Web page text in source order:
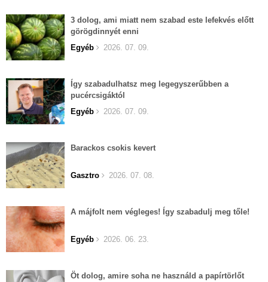
3 dolog, ami miatt nem szabad este lefekvés előtt
görögdinnyét enni
Egyéb
2026. 07. 09.
Így szabadulhatsz meg legegyszerűbben a
pucércsigáktól
Egyéb
2026. 07. 09.
Barackos csokis kevert
Gasztro 2026. 07. 08.
A májfolt nem végleges! Így szabadulj meg tőle!
Egyéb 2026. 06. 23.
Öt dolog, amire soha ne használd a papírtörlőt